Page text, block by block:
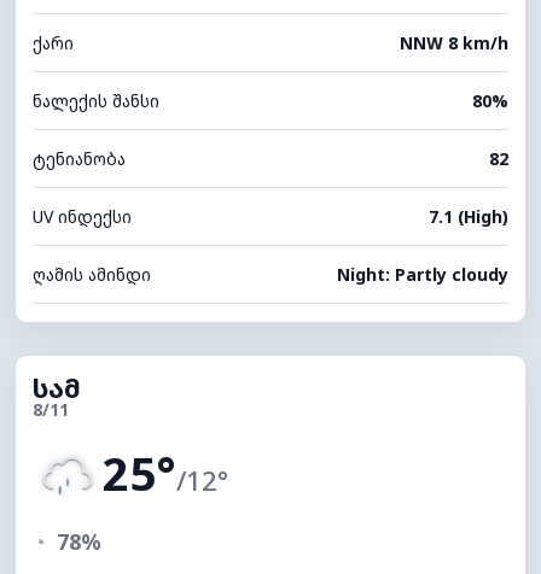
ქარი NNW 8 km/h
ნალექის შანსი 80%
ტენიანობა 82
UV ინდექსი 7.1 (High)
ღამის ამინდი Night: Partly cloudy
სამ
8/11
25°/12°
◔ 78%